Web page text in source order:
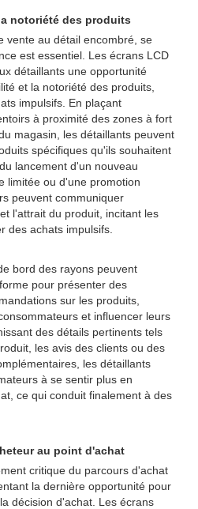
notoriété des produits
vente au détail encombré, se
est essentiel. Les écrans LCD
détaillants une opportunité
et la notoriété des produits,
impulsifs. En plaçant
à proximité des zones à fort
magasin, les détaillants peuvent
spécifiques qu'ils souhaitent
lancement d'un nouveau
limitée ou d'une promotion
peuvent communiquer
l'attrait du produit, incitant les
des achats impulsifs.
bord des rayons peuvent
pour présenter des
sur les produits,
et influencer leurs
des détails pertinents tels
les avis des clients ou des
les détaillants
à se sentir plus en
ce qui conduit finalement à des
au point d'achat
critique du parcours d'achat
la dernière opportunité pour
décision d'achat. Les écrans